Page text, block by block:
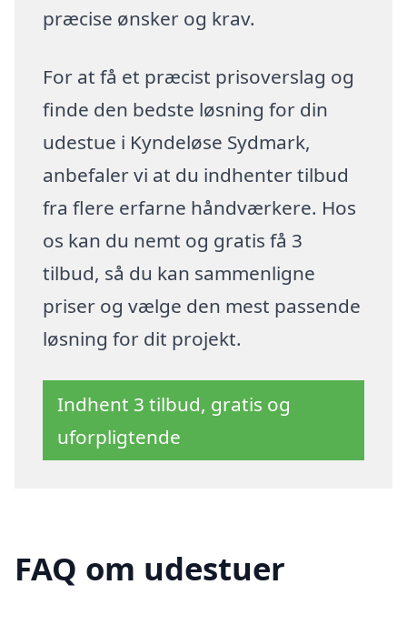
præcise ønsker og krav.
For at få et præcist prisoverslag og
finde den bedste løsning for din
udestue i Kyndeløse Sydmark,
anbefaler vi at du indhenter tilbud
fra flere erfarne håndværkere. Hos
os kan du nemt og gratis få 3
tilbud, så du kan sammenligne
priser og vælge den mest passende
løsning for dit projekt.
Indhent 3 tilbud, gratis og
uforpligtende
FAQ om udestuer